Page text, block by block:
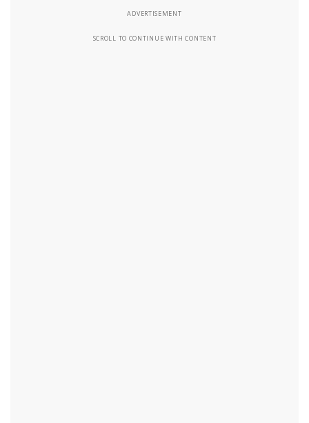
ADVERTISEMENT
SCROLL TO CONTINUE WITH CONTENT